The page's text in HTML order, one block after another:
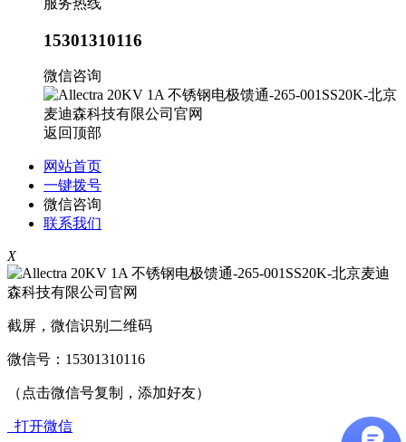
15301310116
微信咨询
返回顶部
网站首页
一键拨号
微信咨询
联系我们
X
截屏，微信识别二维码
微信号： 15301310116
（点击微信号复制，添加好友）
打开微信